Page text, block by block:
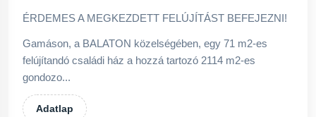
ÉRDEMES A MEGKEZDETT FELÚJÍTÁST BEFEJEZNI!
Gamáson, a BALATON közelségében, egy 71 m2-es
felújítandó családi ház a hozzá tartozó 2114 m2-es
gondozo...
Adatlap